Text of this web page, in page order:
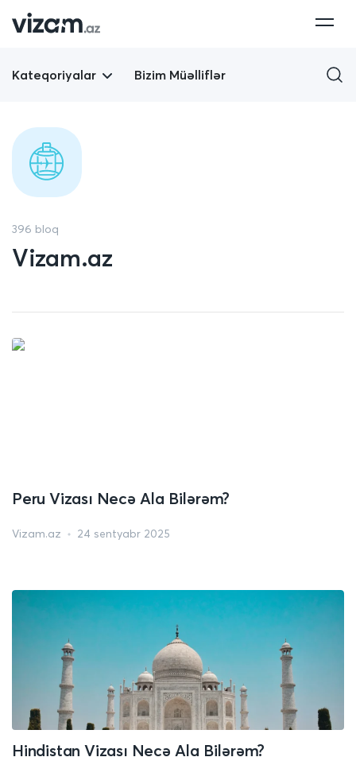
Kateqoriyalar Bizim Müəlliflər
396 bloq
Vizam.az
Peru Vizası Necə Ala Bilərəm?
Vizam.az 24 sentyabr 2025
Hindistan Vizası Necə Ala Bilərəm?